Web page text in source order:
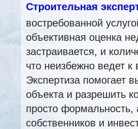
Строительная
востребованной
объективная оценка
застраивается, и
что неизбежно ведет
Экспертиза помогает
объекта и разрешить
просто
собственников и